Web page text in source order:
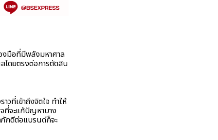
งมือที่มีพลังมหาศาล
โดยตรงต่อการตัดสิน
ที่เข้าถึงจิตใจ ทำให้
ที่จะแก้ปัญหาบาง
กดีต่อแบรนด์ก็จะ